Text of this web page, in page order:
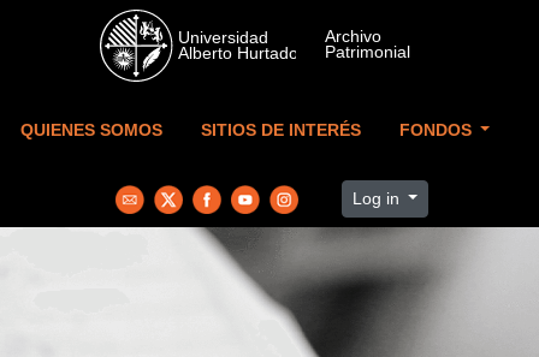
Skip to main content
QUIENES SOMOS SITIOS DE INTERÉS FONDOS
Log in